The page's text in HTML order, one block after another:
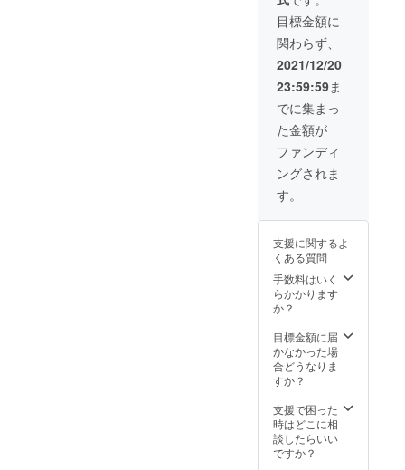
せてい
ただき
ます
３
さっぽ
ろ村ラ
ジオ
キャラ
クター
グッズ
A
ピン
木製ク
どれか
一つを
差し上
げます
につい
ては１
個 Bの
につい
ては１
セット
（５
目標金額に
関わらず、
2021/12/20
23:59:59ま
でに集まっ
た金額が
ファンディ
ングされま
す。
支援に関するよ
くある質問
手数料はいく
らかかります
か？
目標金額に届
かなかった場
合どうなりま
すか？
支援で困った
時はどこに相
談したらいい
ですか？